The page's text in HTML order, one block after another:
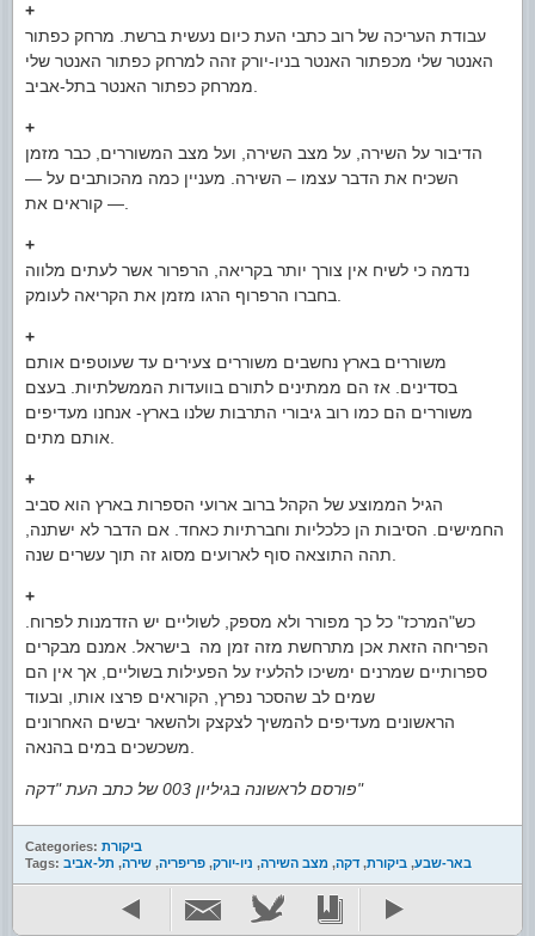
+
עבודת העריכה של רוב כתבי העת כיום נעשית ברשת. מרחק כפתור
האנטר שלי מכפתור האנטר בניו-יורק זהה למרחק כפתור האנטר שלי
+
הדיבור על השירה, על מצב השירה, ועל מצב המשוררים, כבר מזמן
השכיח את הדבר עצמו – השירה. מעניין כמה מהכותבים על —
קוראים את —.
+
נדמה כי לשיח אין צורך יותר בקריאה, הרפרור אשר לעתים מלווה
+
משוררים בארץ נחשבים משוררים צעירים עד שעוטפים אותם
בסדינים. אז הם ממתינים לתורם בוועדות הממשלתיות. בעצם
משוררים הם כמו רוב גיבורי התרבות שלנו בארץ- אנחנו מעדיפים
+
הגיל הממוצע של הקהל ברוב ארועי הספרות בארץ הוא סביב
החמישים. הסיבות הן כלכליות וחברתיות כאחד. אם הדבר לא ישתנה,
+
כש"המרכז" כל כך מפורר ולא מספק, לשוליים יש הזדמנות לפרוח.
הפריחה הזאת אכן מתרחשת מזה זמן מה בישראל. אמנם מבקרים
ספרותיים שמרנים ימשיכו להלעיז על הפעילות בשוליים, אך אין הם
שמים לב שהסכר נפרץ, הקוראים פרצו אותו, ובעוד
הראשונים מעדיפים להמשיך לצקצק ולהשאר יבשים האחרונים
פורסם לראשונה בגיליון 003 של כתב העת "דקה"
Categories: ביקורת
Tags:
באר-שבע, ביקורת,דקה, מצב השירה, ניו-יורק, פריפריה, שירה, תל-אביב